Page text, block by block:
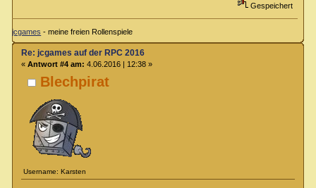
Gespeichert
jcgames - meine freien Rollenspiele
Blechpirat
Username: Karsten
Re: jcgames auf der RPC 2016
« Antwort #4 am: 4.06.2016 | 12:38 »